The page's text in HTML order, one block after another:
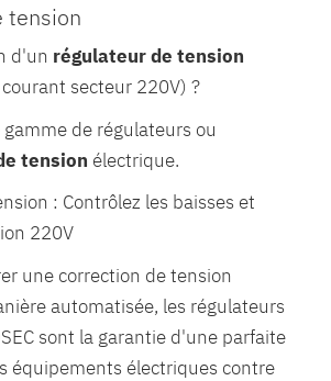
tension
d'un régulateur de tension
secteur 220V) ?
de régulateurs ou
tension électrique.
: Contrôlez les baisses et
220V
une correction de tension
automatisée, les régulateurs
sont la garantie d'une parfaite
équipements électriques contre